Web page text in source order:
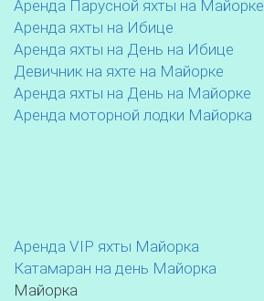
Аренда Парусной яхты на Майорке
Аренда яхты на Ибице
Аренда яхты на День на Ибице
Девичник на яхте на Майорке
Аренда яхты на День на Майорке
Аренда моторной лодки Майорка
Аренда VIP яхты Майорка
Катамаран на день Майорка
Майорка